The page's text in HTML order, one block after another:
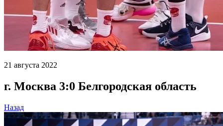
21 августа 2022
г. Москва 3:0 Белгородская область
Назад